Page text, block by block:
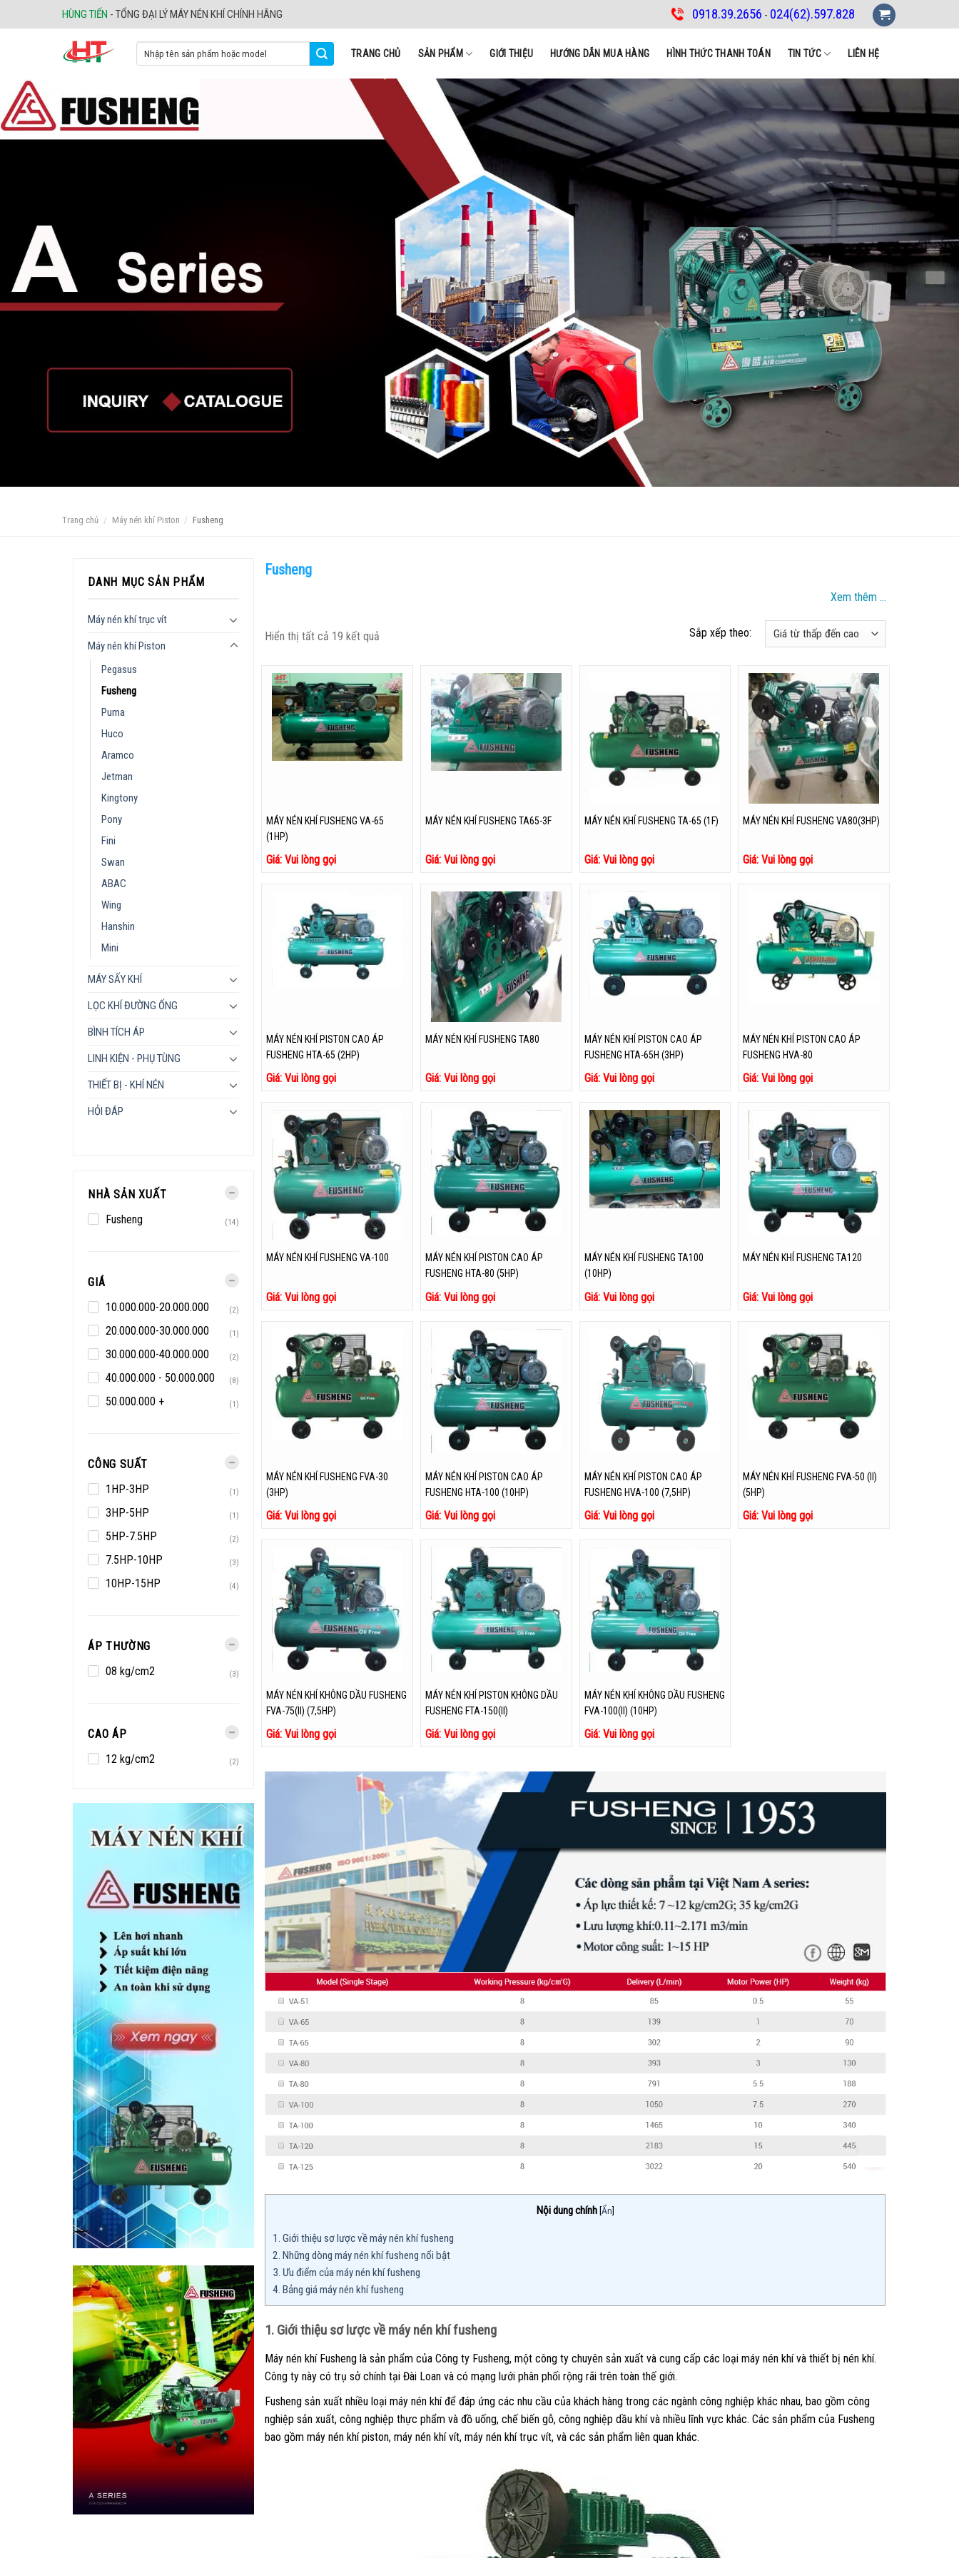
to
HÙNG TIẾN - TỔNG ĐẠI LÝ MÁY NÉN KHÍ CHÍNH HÃNG 0918.39.2656 - 024(62).597.828
TRANG CHỦ SẢN PHẨM GIỚI THIỆU HƯỚNG DẪN MUA HÀNG HÌNH THỨC THANH TOÁN TIN TỨC LIÊN HỆ
Trang chủ / Máy nén khí Piston / Fusheng
DANH MỤC SẢN PHẨM
Máy nén khí trục vít
Máy nén khí Piston
Pegasus
Fusheng
Puma
Huco
Aramco
Jetman
Kingtony
Pony
Fini
Swan
ABAC
Wing
Hanshin
Mini
MÁY SẤY KHÍ
LỌC KHÍ ĐƯỜNG ỐNG
BÌNH TÍCH ÁP
LINH KIỆN - PHỤ TÙNG
THIẾT BỊ - KHÍ NÉN
HỎI ĐÁP
NHÀ SẢN XUẤT
Fusheng
(14)
GIÁ
10.000.000-20.000.000
(2)
20.000.000-30.000.000 (1)
30.000.000-40.000.000 (2)
40.000.000 - 50.000.000 (8)
50.000.000 + (1)
CÔNG SUẤT
1HP-3HP
(1)
3HP-5HP (1)
5HP-7.5HP (2)
7.5HP-10HP (3)
10HP-15HP (4)
ÁP THƯỜNG
08 kg/cm2
(3)
CAO ÁP
12 kg/cm2
(2)
Fusheng
Xem thêm ...
Hiển thị tất cả 19 kết quả Sắp xếp theo:
MÁY NÉN KHÍ FUSHENG VA-65
(1HP)
Giá: Vui lòng gọi
MÁY NÉN KHÍ FUSHENG TA65-3F
Giá: Vui lòng gọi
MÁY NÉN KHÍ FUSHENG TA-65 (1F)
Giá: Vui lòng gọi
MÁY NÉN KHÍ FUSHENG VA80(3HP)
Giá: Vui lòng gọi
MÁY NÉN KHÍ PISTON CAO ÁP
FUSHENG HTA-65 (2HP)
Giá: Vui lòng gọi
MÁY NÉN KHÍ FUSHENG TA80
Giá: Vui lòng gọi
MÁY NÉN KHÍ PISTON CAO ÁP
FUSHENG HTA-65H (3HP)
Giá: Vui lòng gọi
MÁY NÉN KHÍ PISTON CAO ÁP
FUSHENG HVA-80
Giá: Vui lòng gọi
MÁY NÉN KHÍ FUSHENG VA-100
Giá: Vui lòng gọi
MÁY NÉN KHÍ PISTON CAO ÁP
FUSHENG HTA-80 (5HP)
Giá: Vui lòng gọi
MÁY NÉN KHÍ FUSHENG TA100
(10HP)
Giá: Vui lòng gọi
MÁY NÉN KHÍ FUSHENG TA120
Giá: Vui lòng gọi
MÁY NÉN KHÍ FUSHENG FVA-30
(3HP)
Giá: Vui lòng gọi
MÁY NÉN KHÍ PISTON CAO ÁP
FUSHENG HTA-100 (10HP)
Giá: Vui lòng gọi
MÁY NÉN KHÍ PISTON CAO ÁP
FUSHENG HVA-100 (7,5HP)
Giá: Vui lòng gọi
MÁY NÉN KHÍ FUSHENG FVA-50 (II)
(5HP)
Giá: Vui lòng gọi
MÁY NÉN KHÍ KHÔNG DẦU FUSHENG
FVA-75(II) (7,5HP)
Giá: Vui lòng gọi
MÁY NÉN KHÍ PISTON KHÔNG DẦU
FUSHENG FTA-150(II)
Giá: Vui lòng gọi
MÁY NÉN KHÍ KHÔNG DẦU FUSHENG
FVA-100(II) (10HP)
Giá: Vui lòng gọi
Nội dung chính [Ẩn]
1. Giới thiệu sơ lược về máy nén khí fusheng
2. Những dòng máy nén khí fusheng nổi bật
3. Ưu điểm của máy nén khí fusheng
4. Bảng giá máy nén khí fusheng
1. Giới thiệu sơ lược về máy nén khí fusheng
Máy nén khí Fusheng là sản phẩm của Công ty Fusheng, một công ty chuyên sản xuất và cung cấp các loại máy nén khí và thiết bị nén khí.
Công ty này có trụ sở chính tại Đài Loan và có mạng lưới phân phối rộng rãi trên toàn thế giới.
Fusheng sản xuất nhiều loại máy nén khí để đáp ứng các nhu cầu của khách hàng trong các ngành công nghiệp khác nhau, bao gồm công
nghiệp sản xuất, công nghiệp thực phẩm và đồ uống, chế biến gỗ, công nghiệp dầu khí và nhiều lĩnh vực khác. Các sản phẩm của Fusheng
bao gồm máy nén khí piston, máy nén khí vít, máy nén khí trục vít, và các sản phẩm liên quan khác.